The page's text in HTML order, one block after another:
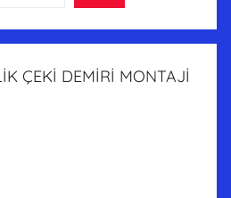
ÇEKİ DEMİRİ MONTAJİ